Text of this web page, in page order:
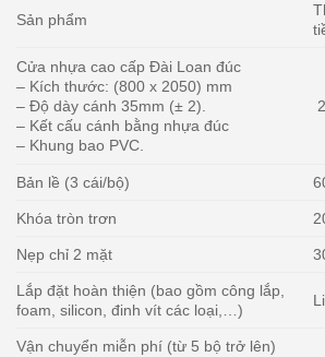
Sản phẩm
Cửa nhựa cao cấp Đài Loan đúc
– Kích thước: (800 x 2050) mm
– Độ dày cánh 35mm (± 2).
– Kết cấu cánh bằng nhựa đúc
– Khung bao PVC.
Bản lề (3 cái/bộ)
Khóa tròn trơn
Nẹp chỉ 2 mặt
Lắp đặt hoàn thiện (bao gồm công lắp,
foam, silicon, đinh vít các loại,…)
Vận chuyển miễn phí (từ 5 bộ trở lên)